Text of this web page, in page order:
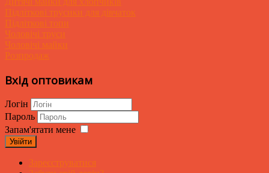
Підліткові трусики для дівчаток
Підліткові топи
Чоловічі труси
Чоловічі майки
Розпродаж
Вхід оптовикам
Логін
Пароль
Запам'ятати мене
Увійти
Зареєструватися